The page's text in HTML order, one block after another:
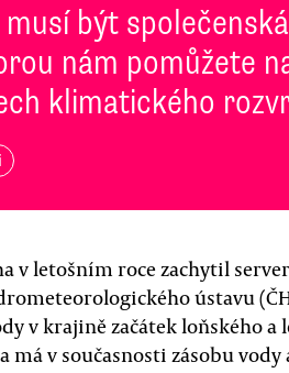
musí být
nám pomůžete
klimatického
v letošním roce zachytil
ústavu
v krajině začátek loňského a
má v současnosti zásobu